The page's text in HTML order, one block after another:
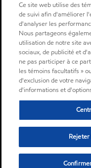
Ce site web utilise des
de suivi afin d'améliorer
d'analyser les
Nous partageons
utilisation de notre site
sociaux, de publicité et
ne pas participer à ce
les témoins facultatifs »
d'exclusion de votre
d'informations et